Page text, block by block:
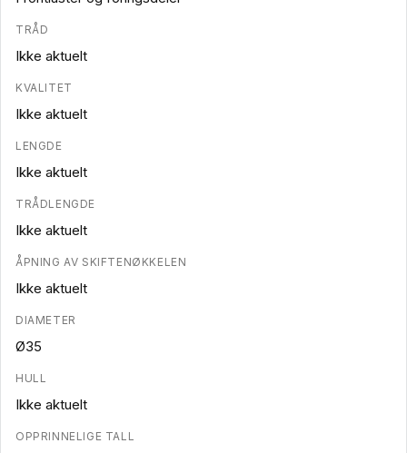
TRÅD
Ikke aktuelt
KVALITET
Ikke aktuelt
LENGDE
Ikke aktuelt
TRÅDLENGDE
Ikke aktuelt
ÅPNING AV SKIFTENØKKELEN
Ikke aktuelt
DIAMETER
Ø35
HULL
Ikke aktuelt
OPPRINNELIGE TALL